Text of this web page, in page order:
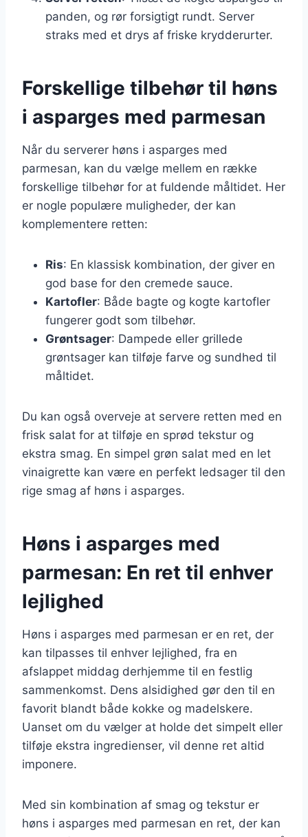
panden, og rør forsigtigt rundt. Server
straks med et drys af friske krydderurter.
Forskellige tilbehør til høns
i asparges med parmesan
Når du serverer høns i asparges med
parmesan, kan du vælge mellem en række
forskellige tilbehør for at fuldende måltidet. Her
er nogle populære muligheder, der kan
komplementere retten:
Ris: En klassisk kombination, der giver en
god base for den cremede sauce.
Kartofler: Både bagte og kogte kartofler
fungerer godt som tilbehør.
Grøntsager: Dampede eller grillede
grøntsager kan tilføje farve og sundhed til
måltidet.
Du kan også overveje at servere retten med en
frisk salat for at tilføje en sprød tekstur og
ekstra smag. En simpel grøn salat med en let
vinaigrette kan være en perfekt ledsager til den
rige smag af høns i asparges.
Høns i asparges med
parmesan: En ret til enhver
lejlighed
Høns i asparges med parmesan er en ret, der
kan tilpasses til enhver lejlighed, fra en
afslappet middag derhjemme til en festlig
sammenkomst. Dens alsidighed gør den til en
favorit blandt både kokke og madelskere.
Uanset om du vælger at holde det simpelt eller
tilføje ekstra ingredienser, vil denne ret altid
imponere.
Med sin kombination af smag og tekstur er
høns i asparges med parmesan en ret, der kan